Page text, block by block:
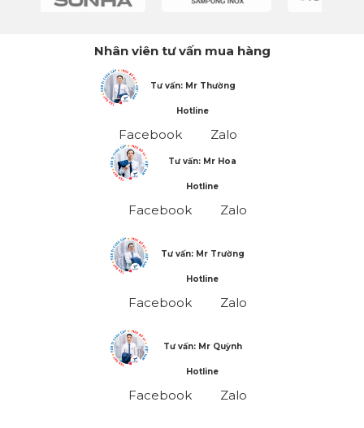
Nhân viên tư vấn mua hàng
Tư vấn: Mr Thường
Hotline
Facebook Zalo
Tư vấn: Mr Hoa
Hotline
Facebook Zalo
Tư vấn: Mr Trường
Hotline
Facebook Zalo
Tư vấn: Mr Quỳnh
Hotline
Facebook Zalo